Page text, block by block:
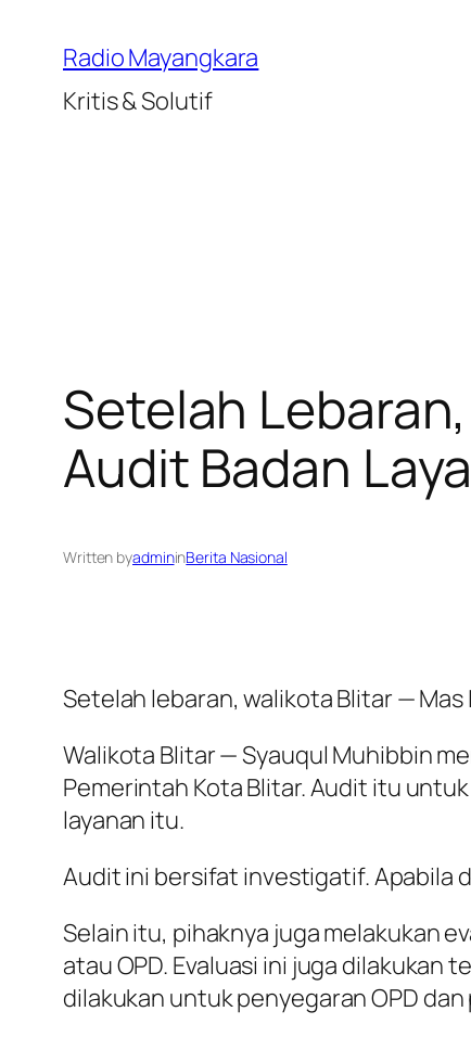
konten
Radio Mayangkara
Kritis & Solutif
Setelah
Audit Badan
Written byadmininBerita Nasional
Setelah lebaran, walikota Blitar —
Walikota Blitar — Syauqul Muhibbin
Pemerintah Kota Blitar. Audit itu
layanan itu.
Audit ini bersifat investigatif. Apabila
Selain itu, pihaknya juga melakukan
atau OPD. Evaluasi ini juga dilakukan
dilakukan untuk penyegaran OPD